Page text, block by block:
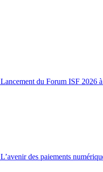
Lancement du Forum ISF 2026
L’avenir des paiements